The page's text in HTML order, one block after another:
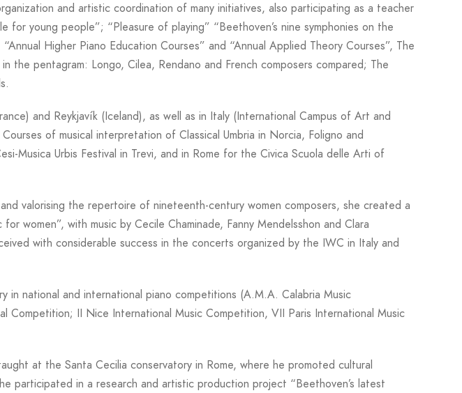
and artistic coordination of many initiatives, also participating as a teacher
for young people”; “Pleasure of playing” “Beethoven’s nine symphonies on the
Higher Piano Education Courses” and “Annual Applied Theory Courses”, The
the pentagram: Longo, Cilea, Rendano and French composers compared; The
and Reykjavík (Iceland), as well as in Italy (International Campus of Art and
of musical interpretation of Classical Umbria in Norcia, Foligno and
Musica Urbis Festival in Trevi, and in Rome for the Civica Scuola delle Arti of
valorising the repertoire of nineteenth-century women composers, she created a
women”, with music by Cecile Chaminade, Fanny Mendelsshon and Clara
with considerable success in the concerts organized by the IWC in Italy and
in national and international piano competitions (A.M.A. Calabria Music
Competition; II Nice International Music Competition, VII Paris International Music
at the Santa Cecilia conservatory in Rome, where he promoted cultural
participated in a research and artistic production project “Beethoven’s latest